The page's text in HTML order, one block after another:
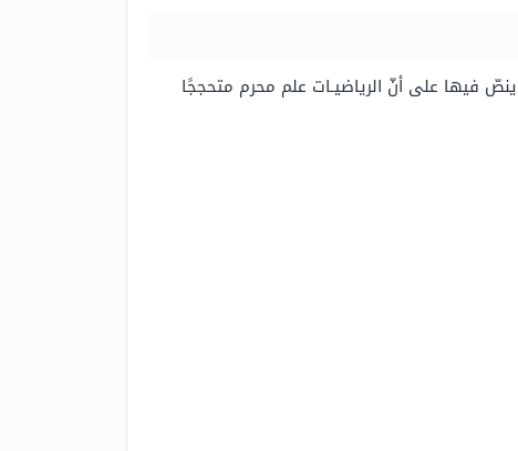
فيها على أنّ الرياضيـات علم محرم متحججًا